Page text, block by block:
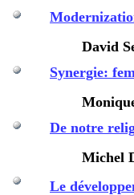
David
Synergie:
De notre
Michel
Le